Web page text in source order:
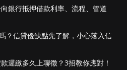
銀行抵押借款利率、流程、管道
？信貸優缺點先了解，小心落入信
遲繳多久上聯徵？3招教你應對！